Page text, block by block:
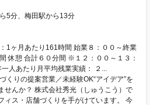
5分、梅田駅から13分
1ヶ月あたり161時間 始業８：００～終業
休憩 合計６０分間 ※１２：００～１３：
人あたり月平均残業実績： ２...
くりの提案営業／未経験OK“アイデア”を
せんか？ 株式会社秀光（しゅうこう）で
ィス・店舗づくりを手がけています。 今